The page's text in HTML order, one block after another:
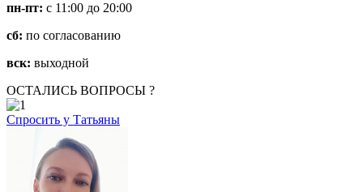
пн-пт: с 11:00 до 20:00
сб: по согласованию
вск: выходной
ОСТАЛИСЬ ВОПРОСЫ ?
Спросить у Татьяны